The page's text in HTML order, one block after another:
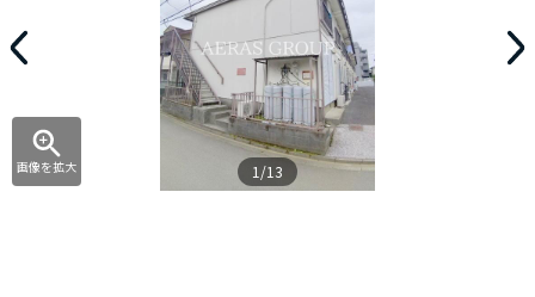
画像を拡大 1/13